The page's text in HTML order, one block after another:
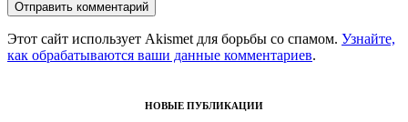
Этот сайт использует Akismet для борьбы со спамом. Узнайте,
как обрабатываются ваши данные комментариев.
НОВЫЕ ПУБЛИКАЦИИ